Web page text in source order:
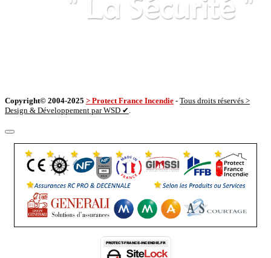
Copyright© 2004-2025 > Protect France Incendie - Tous droits réservés >
Design & Développement par WSD ✔.